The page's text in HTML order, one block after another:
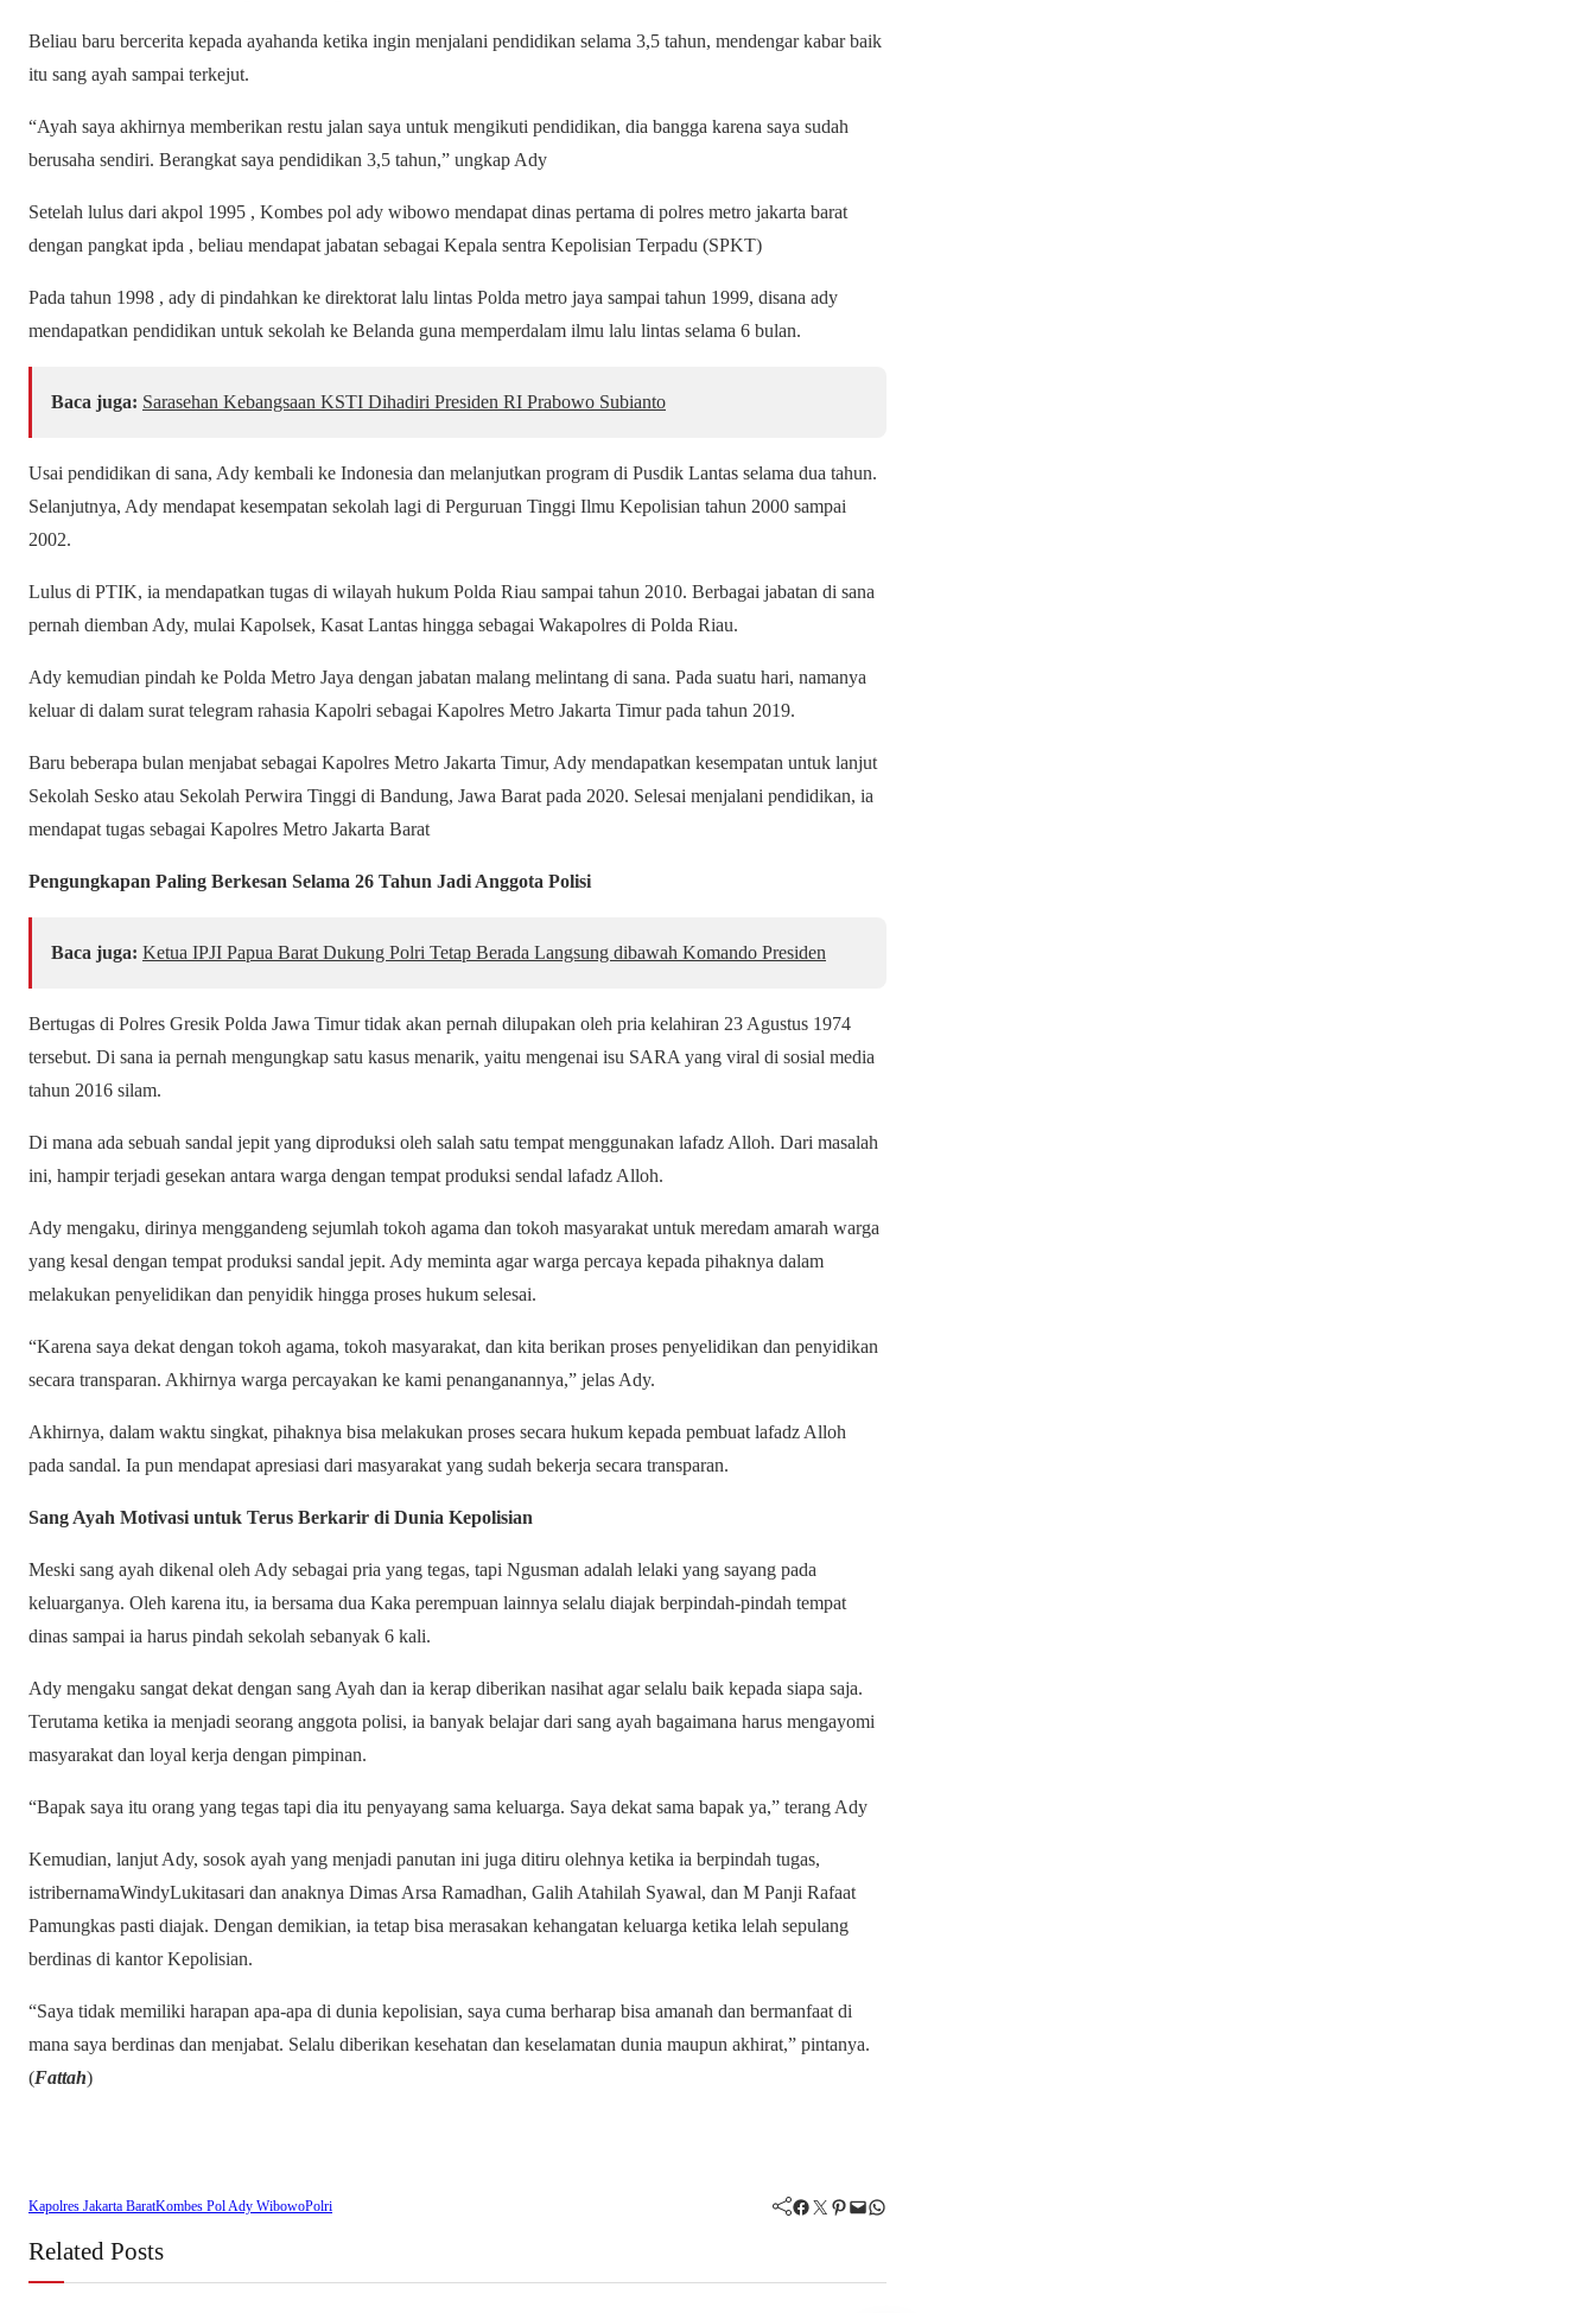
Beliau baru bercerita kepada ayahanda ketika ingin menjalani pendidikan selama 3,5 tahun, mendengar kabar baik
itu sang ayah sampai terkejut.
“Ayah saya akhirnya memberikan restu jalan saya untuk mengikuti pendidikan, dia bangga karena saya sudah
berusaha sendiri. Berangkat saya pendidikan 3,5 tahun,” ungkap Ady
Setelah lulus dari akpol 1995 , Kombes pol ady wibowo mendapat dinas pertama di polres metro jakarta barat
dengan pangkat ipda , beliau mendapat jabatan sebagai Kepala sentra Kepolisian Terpadu (SPKT)
Pada tahun 1998 , ady di pindahkan ke direktorat lalu lintas Polda metro jaya sampai tahun 1999, disana ady
mendapatkan pendidikan untuk sekolah ke Belanda guna memperdalam ilmu lalu lintas selama 6 bulan.
Baca juga: Sarasehan Kebangsaan KSTI Dihadiri Presiden RI Prabowo Subianto
Usai pendidikan di sana, Ady kembali ke Indonesia dan melanjutkan program di Pusdik Lantas selama dua tahun.
Selanjutnya, Ady mendapat kesempatan sekolah lagi di Perguruan Tinggi Ilmu Kepolisian tahun 2000 sampai
2002.
Lulus di PTIK, ia mendapatkan tugas di wilayah hukum Polda Riau sampai tahun 2010. Berbagai jabatan di sana
pernah diemban Ady, mulai Kapolsek, Kasat Lantas hingga sebagai Wakapolres di Polda Riau.
Ady kemudian pindah ke Polda Metro Jaya dengan jabatan malang melintang di sana. Pada suatu hari, namanya
keluar di dalam surat telegram rahasia Kapolri sebagai Kapolres Metro Jakarta Timur pada tahun 2019.
Baru beberapa bulan menjabat sebagai Kapolres Metro Jakarta Timur, Ady mendapatkan kesempatan untuk lanjut
Sekolah Sesko atau Sekolah Perwira Tinggi di Bandung, Jawa Barat pada 2020. Selesai menjalani pendidikan, ia
mendapat tugas sebagai Kapolres Metro Jakarta Barat
Pengungkapan Paling Berkesan Selama 26 Tahun Jadi Anggota Polisi
Baca juga: Ketua IPJI Papua Barat Dukung Polri Tetap Berada Langsung dibawah Komando Presiden
Bertugas di Polres Gresik Polda Jawa Timur tidak akan pernah dilupakan oleh pria kelahiran 23 Agustus 1974
tersebut. Di sana ia pernah mengungkap satu kasus menarik, yaitu mengenai isu SARA yang viral di sosial media
tahun 2016 silam.
Di mana ada sebuah sandal jepit yang diproduksi oleh salah satu tempat menggunakan lafadz Alloh. Dari masalah
ini, hampir terjadi gesekan antara warga dengan tempat produksi sendal lafadz Alloh.
Ady mengaku, dirinya menggandeng sejumlah tokoh agama dan tokoh masyarakat untuk meredam amarah warga
yang kesal dengan tempat produksi sandal jepit. Ady meminta agar warga percaya kepada pihaknya dalam
melakukan penyelidikan dan penyidik hingga proses hukum selesai.
“Karena saya dekat dengan tokoh agama, tokoh masyarakat, dan kita berikan proses penyelidikan dan penyidikan
secara transparan. Akhirnya warga percayakan ke kami penanganannya,” jelas Ady.
Akhirnya, dalam waktu singkat, pihaknya bisa melakukan proses secara hukum kepada pembuat lafadz Alloh
pada sandal. Ia pun mendapat apresiasi dari masyarakat yang sudah bekerja secara transparan.
Sang Ayah Motivasi untuk Terus Berkarir di Dunia Kepolisian
Meski sang ayah dikenal oleh Ady sebagai pria yang tegas, tapi Ngusman adalah lelaki yang sayang pada
keluarganya. Oleh karena itu, ia bersama dua Kaka perempuan lainnya selalu diajak berpindah-pindah tempat
dinas sampai ia harus pindah sekolah sebanyak 6 kali.
Ady mengaku sangat dekat dengan sang Ayah dan ia kerap diberikan nasihat agar selalu baik kepada siapa saja.
Terutama ketika ia menjadi seorang anggota polisi, ia banyak belajar dari sang ayah bagaimana harus mengayomi
masyarakat dan loyal kerja dengan pimpinan.
“Bapak saya itu orang yang tegas tapi dia itu penyayang sama keluarga. Saya dekat sama bapak ya,” terang Ady
Kemudian, lanjut Ady, sosok ayah yang menjadi panutan ini juga ditiru olehnya ketika ia berpindah tugas,
istribernamaWindyLukitasari dan anaknya Dimas Arsa Ramadhan, Galih Atahilah Syawal, dan M Panji Rafaat
Pamungkas pasti diajak. Dengan demikian, ia tetap bisa merasakan kehangatan keluarga ketika lelah sepulang
berdinas di kantor Kepolisian.
“Saya tidak memiliki harapan apa-apa di dunia kepolisian, saya cuma berharap bisa amanah dan bermanfaat di
mana saya berdinas dan menjabat. Selalu diberikan kesehatan dan keselamatan dunia maupun akhirat,” pintanya.
(Fattah)
Kapolres Jakarta BaratKombes Pol Ady WibowoPolri Facebook Twitter Pinterest Mail WhatsApp
Related Posts